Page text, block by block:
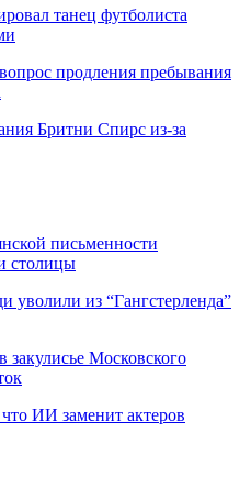
танец футболиста
продления пребывания
Бритни Спирс из-за
письменности
столицы
уволили из “Гангстерленда”
закулисье Московского
ИИ заменит актеров